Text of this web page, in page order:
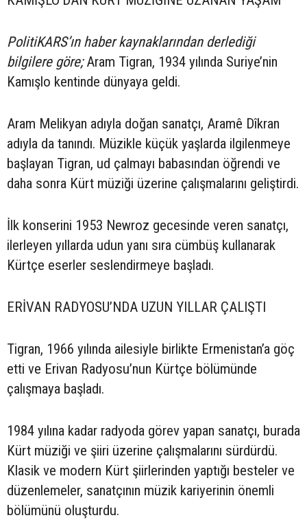
PolitiKARS’ın haber kaynaklarından derlediği
bilgilere göre;Aram Tigran, 1934 yılında Suriye’nin
Kamışlo kentinde dünyaya geldi.
Aram Melikyan adıyla doğan sanatçı, Aramê Dîkran
adıyla da tanındı. Müzikle küçük yaşlarda ilgilenmeye
başlayan Tigran, ud çalmayı babasından öğrendi ve
daha sonra Kürt müziği üzerine çalışmalarını geliştirdi.
İlk konserini 1953 Newroz gecesinde veren sanatçı,
ilerleyen yıllarda udun yanı sıra cümbüş kullanarak
Kürtçe eserler seslendirmeye başladı.
ERİVAN RADYOSU’NDA UZUN YILLAR ÇALIŞTI
Tigran, 1966 yılında ailesiyle birlikte Ermenistan’a göç
etti ve Erivan Radyosu’nun Kürtçe bölümünde
çalışmaya başladı.
1984 yılına kadar radyoda görev yapan sanatçı, burada
Kürt müziği ve şiiri üzerine çalışmalarını sürdürdü.
Klasik ve modern Kürt şiirlerinden yaptığı besteler ve
düzenlemeler, sanatçının müzik kariyerinin önemli
bölümünü oluşturdu.